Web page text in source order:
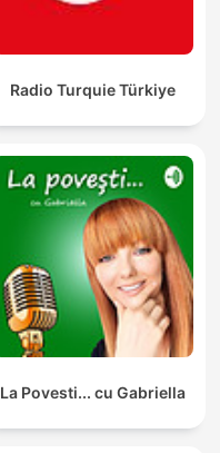
Radio Turquie Türkiye
La Povesti... cu Gabriella